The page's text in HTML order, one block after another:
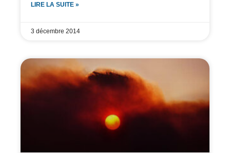
LIRE LA SUITE »
3 décembre 2014